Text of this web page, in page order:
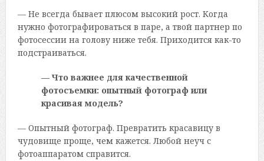
— Не всегда бывает плюсом высокий рост. Когда
нужно фотографироваться в паре, а твой партнер по
фотосессии на голову ниже тебя. Приходится как-то
подстраиваться.
— Что важнее для качественной
фотосъемки: опытный фотограф или
красивая модель?
— Опытный фотограф. Превратить красавицу в
чудовище проще, чем кажется. Любой неуч с
фотоаппаратом справится.